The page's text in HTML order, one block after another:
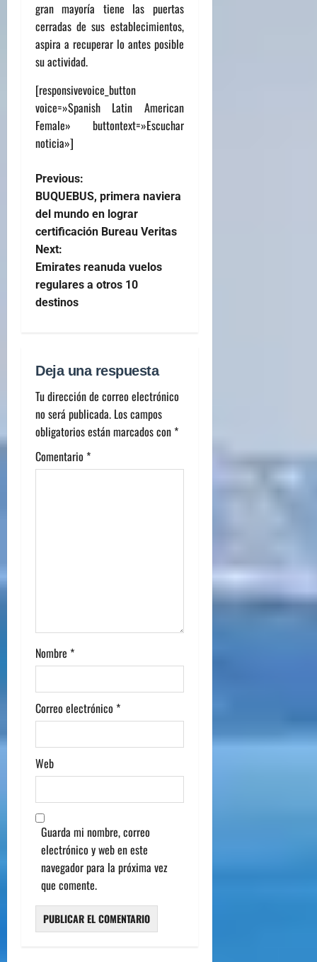
gran mayoría tiene las puertas
cerradas de sus establecimientos,
aspira a recuperar lo antes posible
su actividad.
[responsivevoice_button
voice=»Spanish Latin American
Female» buttontext=»Escuchar
noticia»]
Previous:
BUQUEBUS, primera naviera
del mundo en lograr
certificación Bureau Veritas
Next:
Emirates reanuda vuelos
regulares a otros 10
destinos
Deja una respuesta
Tu dirección de correo electrónico
no será publicada. Los campos
obligatorios están marcados con *
Comentario *
Nombre *
Correo electrónico *
Web
Guarda mi nombre, correo
electrónico y web en este
navegador para la próxima vez
que comente.